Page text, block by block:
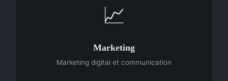
📈
Marketing
Marketing digital et communication